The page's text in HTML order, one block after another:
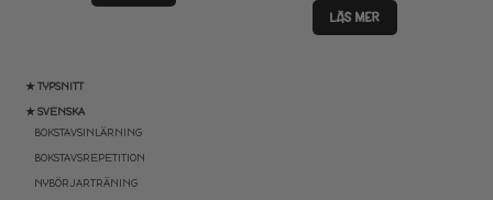
★ TYPSNITT
★ SVENSKA
BOKSTAVSINLÄRNING
BOKSTAVSREPETITION
NYBÖRJARTRÄNING
LÄS MER